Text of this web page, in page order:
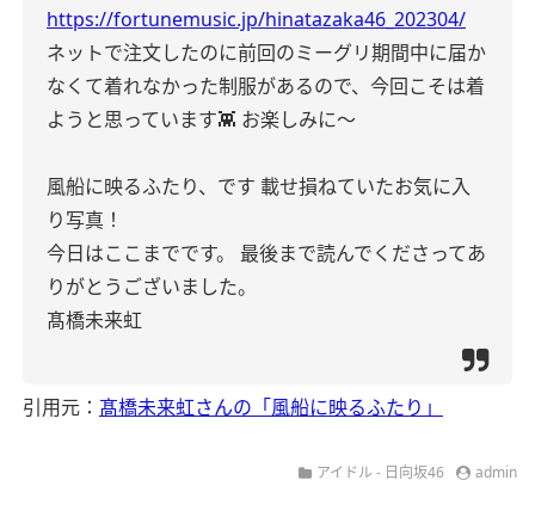
https://fortunemusic.jp/hinatazaka46_202304/
ネットで注文したのに前回のミーグリ期間中に届か
なくて着れなかった制服があるので、今回こそは着
ようと思っています👾 お楽しみに〜
風船に映るふたり、です 載せ損ねていたお気に入
り写真！
今日はここまでです。
最後まで読んでくださってあ
りがとうございました。
髙橋未来虹
引用元： 髙橋未来虹さんの「風船に映るふたり」
アイドル - 日向坂46 admin